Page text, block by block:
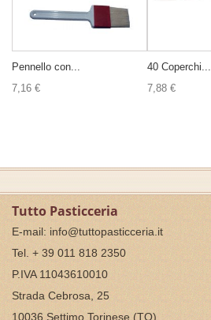
Pennello con...
7,16 €
40 Coperchi...
7,88 €
Tutto Pasticceria
E-mail: info@tuttopasticceria.it
Tel. + 39 011 818 2350
P.IVA 11043610010
Strada Cebrosa, 25
10036 Settimo Torinese (TO)